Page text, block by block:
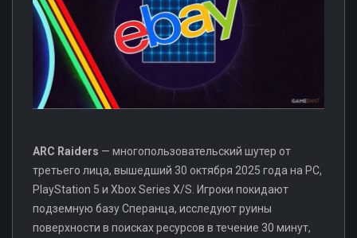
ARC Raiders — многопользовательский шутер от
третьего лица, вышедший 30 октября 2025 года на PC,
PlayStation 5 и Xbox Series X/S. Игроки покидают
подземную базу Сперанца, исследуют руины
поверхности в поисках ресурсов в течение 30 минут,